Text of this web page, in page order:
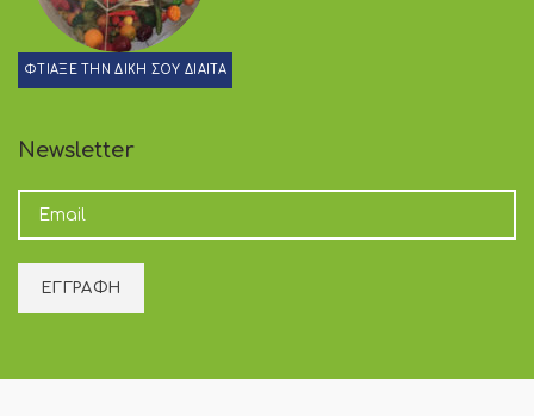
ΦΤΙΑΞΕ ΤΗΝ ΔΙΚΗ ΣΟΥ ΔΙΑΙΤΑ
Newsletter